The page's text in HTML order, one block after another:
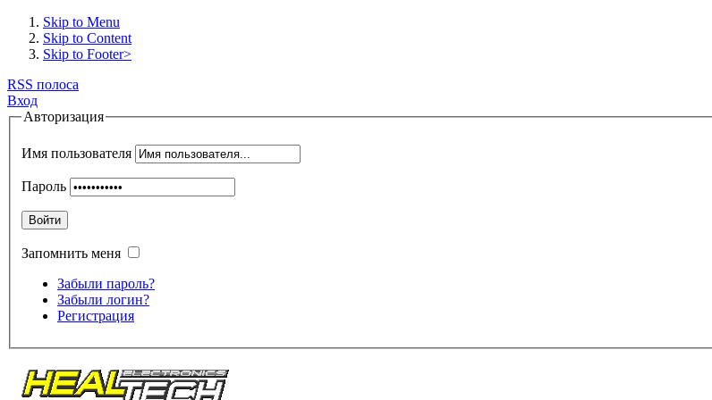
Skip to Menu
Skip to Content
Skip to Footer>
RSS полоса
Вход
Авторизация
Имя пользователя
Пароль
Войти
Запомнить меня
Забыли пароль?
Забыли логин?
Регистрация